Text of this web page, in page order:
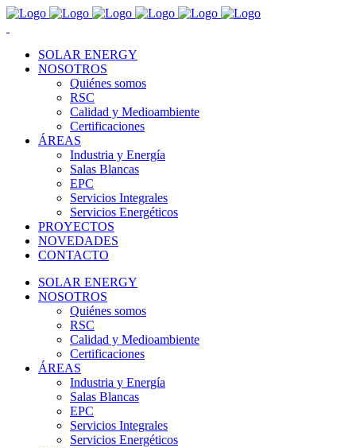
SOLAR ENERGY
NOSOTROS
Quiénes somos
RSC
Calidad y Medioambiente
Certificaciones
ÁREAS
Industria y Energía
Salas Blancas
EPC
Servicios Integrales
Servicios Energéticos
PROYECTOS
NOVEDADES
CONTACTO
SOLAR ENERGY
NOSOTROS
Quiénes somos
RSC
Calidad y Medioambiente
Certificaciones
ÁREAS
Industria y Energía
Salas Blancas
EPC
Servicios Integrales
Servicios Energéticos